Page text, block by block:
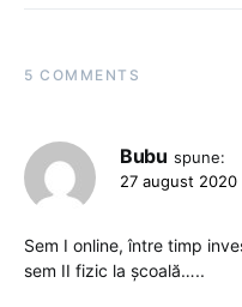
5 COMMENTS
Bubu spune:
27 august 2020
Sem I online, între timp
sem II fizic la școală…..